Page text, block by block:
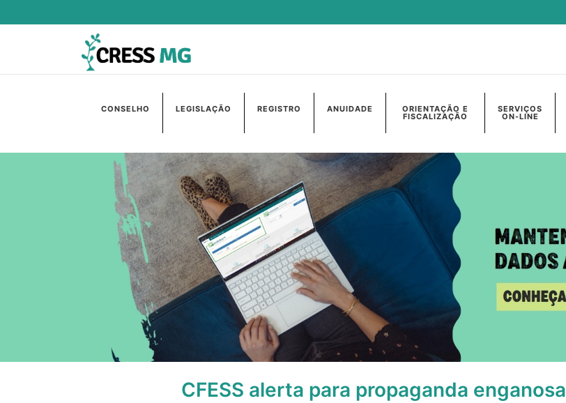
CONSELHO LEGISLAÇÃO REGISTRO ANUIDADE ORIENTAÇÃO E
FISCALIZAÇÃO
SERVIÇOS
ON-LINE
CFESS alerta para propaganda enganosa